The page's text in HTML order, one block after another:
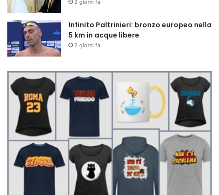
2 giorni fa
Infinito Paltrinieri: bronzo europeo nella
5 km in acque libere
2 giorni fa